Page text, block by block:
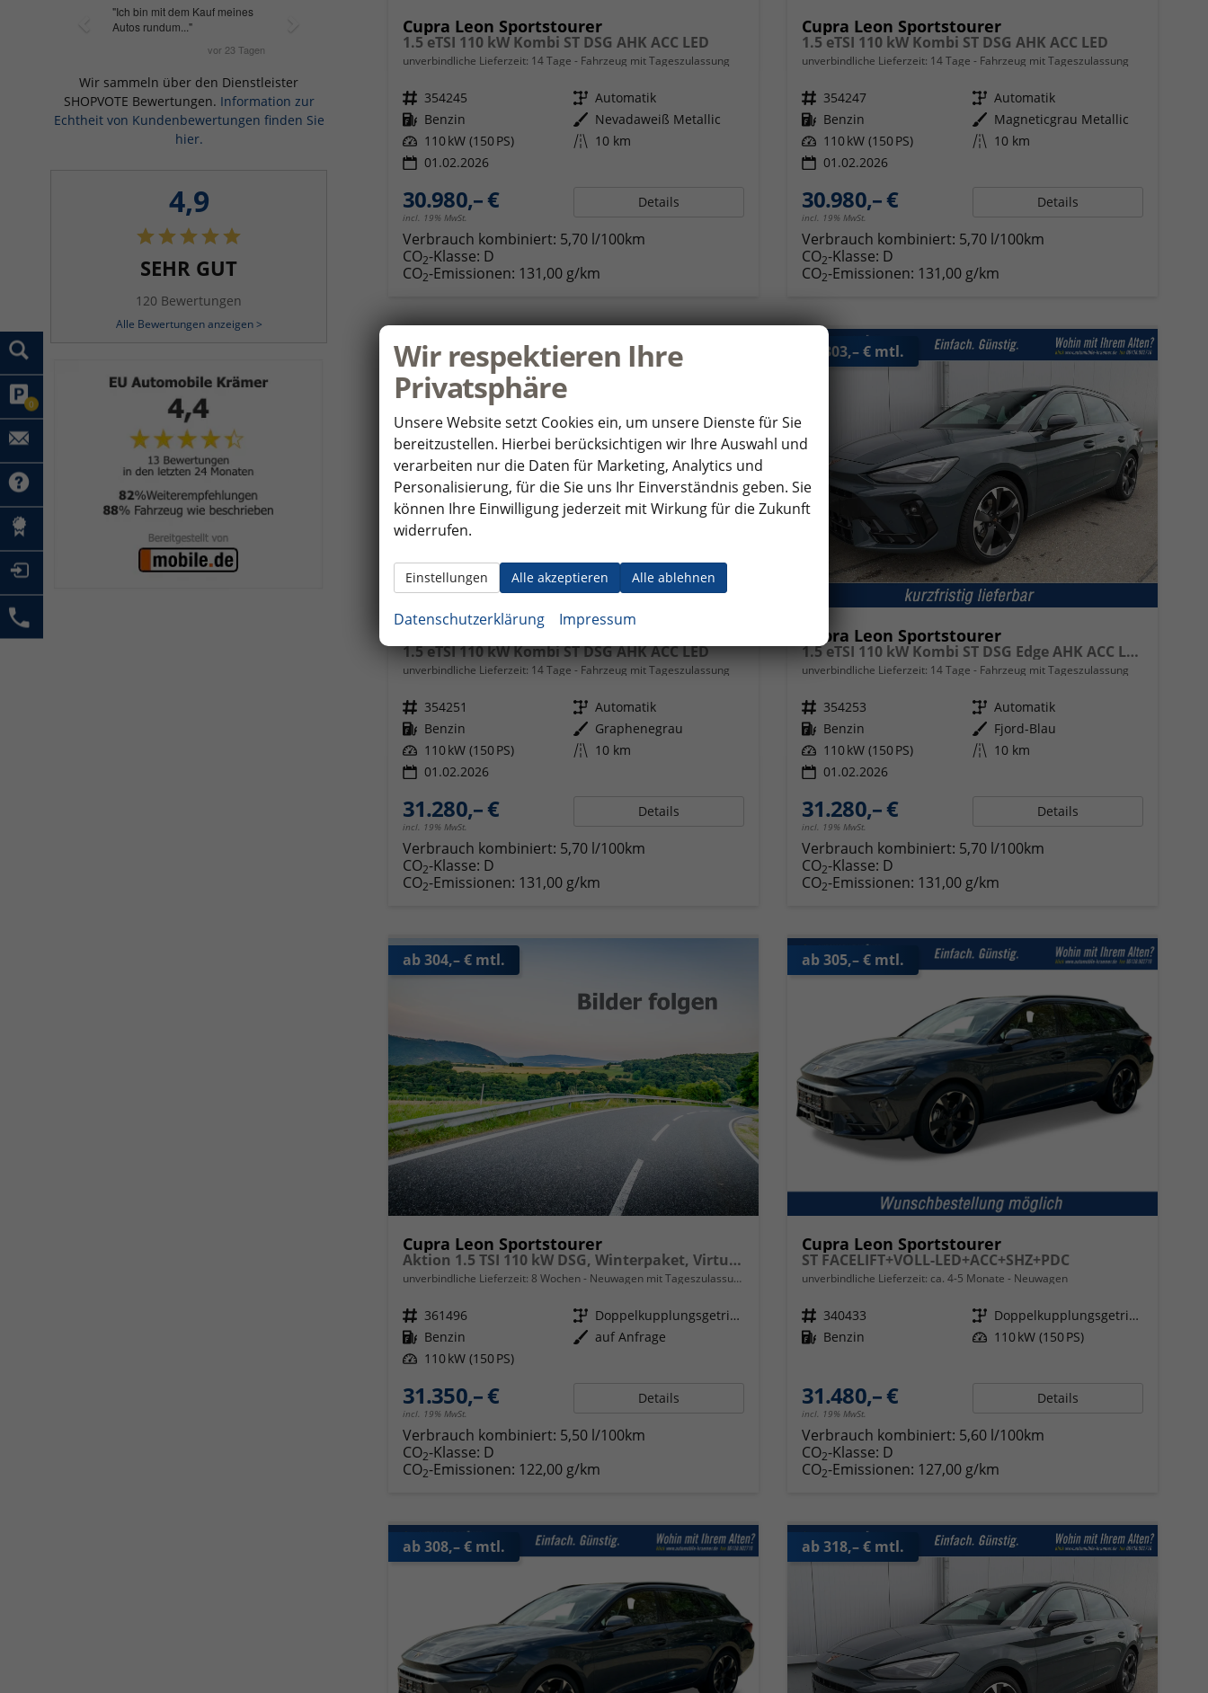
0
Cupra Leon Sportstourer
1.5 eTSI 110 kW Kombi ST DSG AHK ACC LED
unverbindliche Lieferzeit: 14 Tage Fahrzeug mit Tageszulassung
Fahrzeugnr. 354245 Getriebe Automatik
Kraftstoff Benzin Außenfarbe Nevadaweiß Metallic
Leistung 110 kW (150 PS) Kilometerstand 10 km
01.02.2026
30.980,– €
incl. 19% MwSt.
Details
Verbrauch kombiniert: 5,70 l/100km
CO2-Klasse: D
CO2-Emissionen: 131,00 g/km
Cupra Leon Sportstourer
1.5 eTSI 110 kW Kombi ST DSG AHK ACC LED
unverbindliche Lieferzeit: 14 Tage Fahrzeug mit Tageszulassung
Fahrzeugnr. 354247 Getriebe Automatik
Kraftstoff Benzin Außenfarbe Magneticgrau Metallic
Leistung 110 kW (150 PS) Kilometerstand 10 km
01.02.2026
30.980,– €
incl. 19% MwSt.
Details
Verbrauch kombiniert: 5,70 l/100km
CO2-Klasse: D
CO2-Emissionen: 131,00 g/km
ab 303,– € mtl.
Cupra Leon Sportstourer
1.5 eTSI 110 kW Kombi ST DSG AHK ACC LED
unverbindliche Lieferzeit: 14 Tage Fahrzeug mit Tageszulassung
Fahrzeugnr. 354251 Getriebe Automatik
Kraftstoff Benzin Außenfarbe Graphenegrau
Leistung 110 kW (150 PS) Kilometerstand 10 km
01.02.2026
31.280,– €
incl. 19% MwSt.
Details
Verbrauch kombiniert: 5,70 l/100km
CO2-Klasse: D
CO2-Emissionen: 131,00 g/km
ab 303,– € mtl.
Cupra Leon Sportstourer
1.5 eTSI 110 kW Kombi ST DSG Edge AHK ACC LED
unverbindliche Lieferzeit: 14 Tage Fahrzeug mit Tageszulassung
Fahrzeugnr. 354253 Getriebe Automatik
Kraftstoff Benzin Außenfarbe Fjord-Blau
Leistung 110 kW (150 PS) Kilometerstand 10 km
01.02.2026
31.280,– €
incl. 19% MwSt.
Details
Verbrauch kombiniert: 5,70 l/100km
CO2-Klasse: D
CO2-Emissionen: 131,00 g/km
ab 304,– € mtl.
Cupra Leon Sportstourer
Aktion 1.5 TSI 110 kW DSG, Winterpaket, Virtual Pedal für Heckklappe, Klimaautomatik 3 Zonen, 18 Zoll Alufelgen, elektr. ACC,Full-LED,PDC, Radioanlage,induktive Ladestation
unverbindliche Lieferzeit: 8 Wochen Neuwagen mit Tageszulassung
Fahrzeugnr. 361496 Getriebe
Doppelkupplungsgetriebe (DSG)
Kraftstoff Benzin Außenfarbe auf Anfrage
Leistung 110 kW (150 PS)
31.350,– €
incl. 19% MwSt.
Details
Verbrauch kombiniert: 5,50 l/100km
CO2-Klasse: D
CO2-Emissionen: 122,00 g/km
ab 305,– € mtl.
Cupra Leon Sportstourer
ST FACELIFT+VOLL-LED+ACC+SHZ+PDC
unverbindliche Lieferzeit: ca. 4-5 Monate Neuwagen
Fahrzeugnr. 340433 Getriebe
Doppelkupplungsgetriebe (DSG)
Kraftstoff Benzin Leistung 110 kW (150 PS)
31.480,– €
incl. 19% MwSt.
Details
Verbrauch kombiniert: 5,60 l/100km
CO2-Klasse: D
CO2-Emissionen: 127,00 g/km
ab 308,– € mtl. ab 318,– € mtl.
Wir sammeln über den Dienstleister
SHOPVOTE Bewertungen. Information zur
Echtheit von Kundenbewertungen finden Sie
hier.
4,9
SEHR GUT
120 Bewertungen
Alle Bewertungen anzeigen >
Wir respektieren Ihre
Privatsphäre
Unsere Website setzt Cookies ein, um unsere Dienste für Sie
bereitzustellen. Hierbei berücksichtigen wir Ihre Auswahl und
verarbeiten nur die Daten für Marketing, Analytics und
Personalisierung, für die Sie uns Ihr Einverständnis geben. Sie
können Ihre Einwilligung jederzeit mit Wirkung für die Zukunft
widerrufen.
Alle akzeptieren Alle ablehnen
Einstellungen
Datenschutzerklärung Impressum